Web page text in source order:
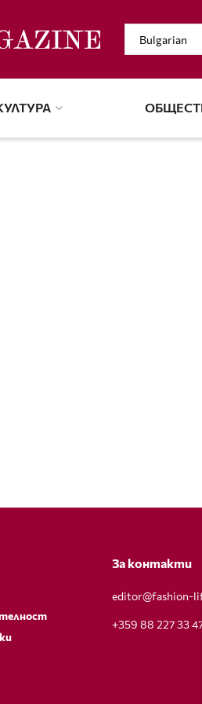
За контакти
editor@fashion-
+359 88 227 33